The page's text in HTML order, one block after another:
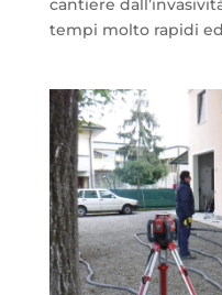
cantiere
tempi molto rapidi ed